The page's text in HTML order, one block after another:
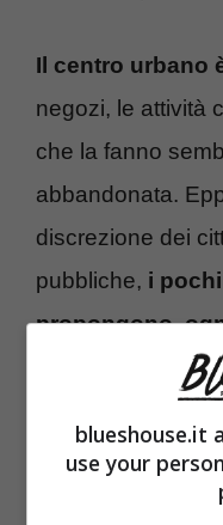
Il centro urbano
negozi, le attività
che la fanno
abbandonata.
discrezione dei
pubbliche, i
propongono,
Tutti tributano la
blueshouse.it
use your